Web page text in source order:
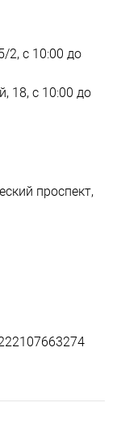
2, с 10:00 до
18, с 10:00 до
проспект,